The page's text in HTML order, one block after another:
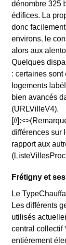
dénombre 325
édifices. La
donc
environs, le
alors aux
Quelques
: certaines sont
logements
bien avancés
(URLVilleV4).
[//
différences sur
rapport aux
Frétigny et
Le
Les différents
utilisés
central collectif
entièrement